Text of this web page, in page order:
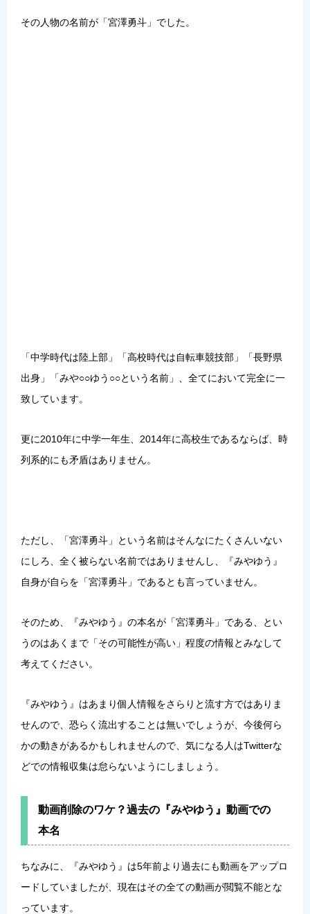
その人物の名前が「宮澤勇斗」でした。
「中学時代は陸上部」「高校時代は自転車競技部」「長野県
出身」「みや○○ゆう○○という名前」、全てにおいて完全に一
致しています。
更に2010年に中学一年生、2014年に高校生であるならば、時
列系的にも矛盾はありません。
ただし、「宮澤勇斗」という名前はそんなにたくさんいない
にしろ、全く被らない名前ではありませんし、『みやゆう』
自身が自らを「宮澤勇斗」であるとも言っていません。
そのため、『みやゆう』の本名が「宮澤勇斗」である、とい
うのはあくまで「その可能性が高い」程度の情報とみなして
考えてください。
『みやゆう』はあまり個人情報をさらりと流す方ではありま
せんので、恐らく流出することは無いでしょうが、今後何ら
かの動きがあるかもしれませんので、気になる人はTwitterな
どでの情報収集は怠らないようにしましょう。
動画削除のワケ？過去の『みやゆう』動画での
本名
ちなみに、『みやゆう』は5年前より過去にも動画をアップロ
ードしていましたが、現在はその全ての動画が閲覧不能とな
っています。